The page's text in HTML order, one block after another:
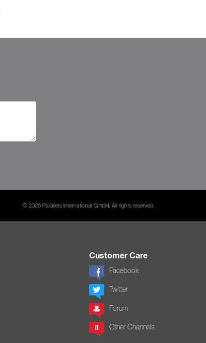
© 2026 Parallels International GmbH. All rights reserved.
Customer Care
Facebook
Twitter
Forum
Other Channels